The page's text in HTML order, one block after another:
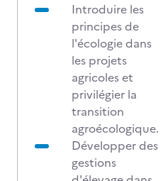
Introduire les
principes de
l'écologie dans
les projets
agricoles et
privilégier la
transition
agroécologique.
Développer des
gestions